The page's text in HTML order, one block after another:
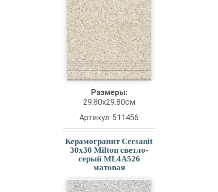
Размеры:
29.80x29.80см
Артикул: 511456
Керамогранит Cersanit
30x30 Milton светло-
серый ML4A526
матовая